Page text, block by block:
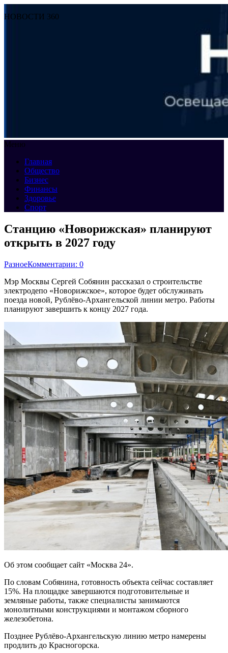
НОВОСТИ 360
Меню
Главная
Общество
Бизнес
Финансы
Здоровье
Спорт
Станцию «Новорижская» планируют
открыть в 2027 году
РазноеКомментарии: 0
Мэр Москвы Сергей Собянин рассказал о строительстве
электродепо «Новорижское», которое будет обслуживать
поезда новой, Рублёво-Архангельской линии метро. Работы
планируют завершить к концу 2027 года.
Об этом сообщает сайт «Москва 24».
По словам Собянина, готовность объекта сейчас составляет
15%. На площадке завершаются подготовительные и
земляные работы, также специалисты занимаются
монолитными конструкциями и монтажом сборного
железобетона.
Позднее Рублёво-Архангельскую линию метро намерены
продлить до Красногорска.